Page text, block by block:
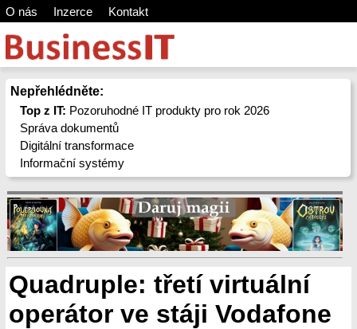
O nás Inzerce Kontakt
Nepřehlédněte:
Top z IT: Pozoruhodné IT produkty pro rok 2026
Správa dokumentů
Digitální transformace
Informační systémy
Quadruple: třetí virtuální
operátor ve stáji Vodafone